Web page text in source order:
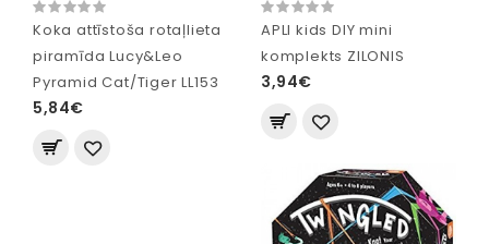
Koka attīstoša rotaļlieta
piramīda Lucy&Leo
Pyramid Cat/Tiger LL153
5,84€
APLI kids DIY mini
komplekts ZILONIS
3,94€